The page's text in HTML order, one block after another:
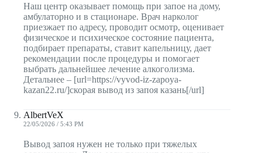
Наш центр оказывает помощь при запое на дому,
амбулаторно и в стационаре. Врач нарколог
приезжает по адресу, проводит осмотр, оценивает
физическое и психическое состояние пациента,
подбирает препараты, ставит капельницу, дает
рекомендации после процедуры и помогает
выбрать дальнейшее лечение алкоголизма.
Детальнее – [url=https://vyvod-iz-zapoya-
kazan22.ru/]скорая вывод из запоя казань[/url]
AlbertVeX
22/05/2026 / 5:43 PM
Вывод запоя нужен не только при тяжелых